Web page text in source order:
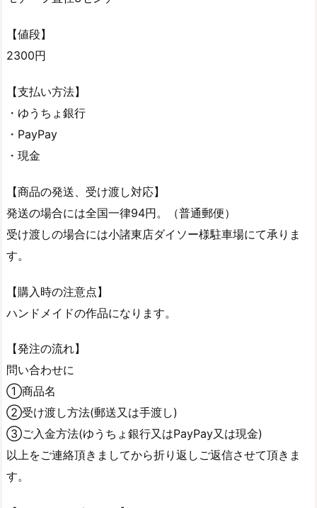
【値段】
2300円
【支払い方法】
・ゆうちょ銀行
・PayPay
・現金
【商品の発送、受け渡し対応】
発送の場合には全国一律94円。（普通郵便）
受け渡しの場合には小諸東店ダイソー様駐車場にて承りま
す。
【購入時の注意点】
ハンドメイドの作品になります。
【発注の流れ】
問い合わせに
①商品名
②受け渡し方法(郵送又は手渡し)
③ご入金方法(ゆうちょ銀行又はPayPay又は現金)
以上をご連絡頂きましてから折り返しご返信させて頂きま
す。